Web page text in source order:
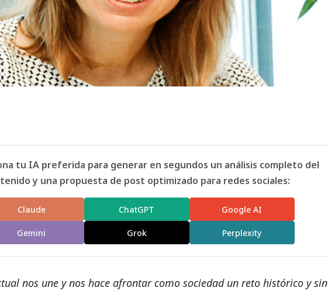
tu IA preferida para generar en segundos un análisis completo del
y una propuesta de post optimizado para redes sociales:
Claude ChatGPT Google AI
Gemini Grok Perplexity
nos une y nos hace afrontar como sociedad un reto histórico y sin